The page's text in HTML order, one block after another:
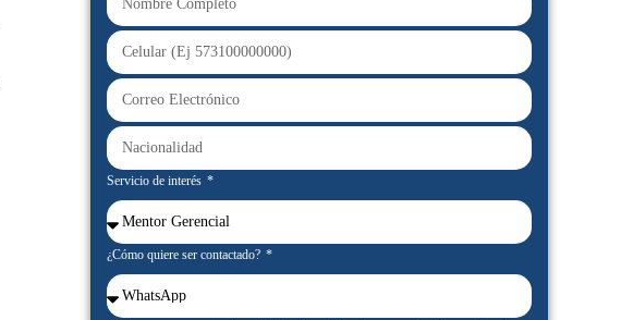
Servicio de interés
¿Cómo quiere ser contactado?